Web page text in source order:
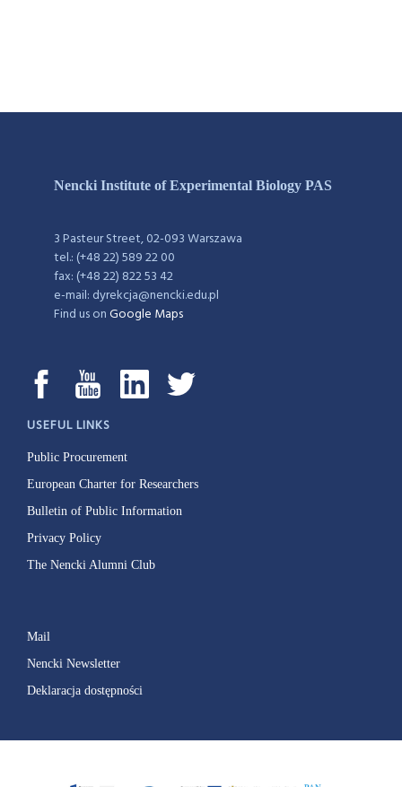
Nencki Institute of Experimental Biology PAS
3 Pasteur Street, 02-093 Warszawa
tel.: (+48 22) 589 22 00
fax: (+48 22) 822 53 42
e-mail: dyrekcja@nencki.edu.pl
Find us onGoogle Maps
USEFUL LINKS
Public Procurement
European Charter for Researchers
Bulletin of Public Information
Privacy Policy
The Nencki Alumni Club
Mail
Nencki Newsletter
Deklaracja dostępności